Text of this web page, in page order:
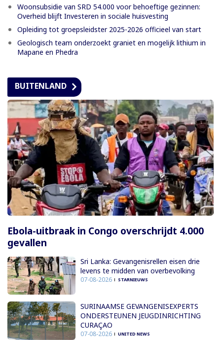
Woonsubsidie van SRD 54.000 voor behoeftige gezinnen:
Overheid blijft Investeren in sociale huisvesting
Opleiding tot groepsleidster 2025-2026 officieel van start
Geologisch team onderzoekt graniet en mogelijk lithium in
Mapane en Phedra
BUITENLAND
Ebola-uitbraak in Congo overschrijdt 4.000
gevallen
Sri Lanka: Gevangenisrellen eisen drie
levens te midden van overbevolking
07-08-2026 STARNIEUWS
SURINAAMSE GEVANGENISEXPERTS
ONDERSTEUNEN JEUGDINRICHTING
CURAÇAO
07-08-2026 UNITED NEWS